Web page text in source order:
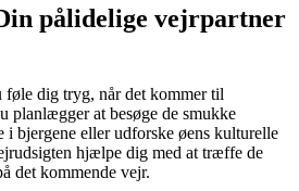
pålidelige vejrpartner
dig tryg, når det kommer til
planlægger at besøge de smukke
i bjergene eller udforske øens kulturelle
hjælpe dig med at træffe de
det kommende vejr.